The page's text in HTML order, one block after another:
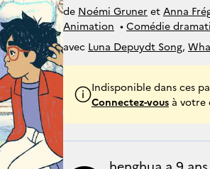
de Noémi Gruner et Anna
Animation • Comédie
avec
Luna Depuydt Song,
Indisponible dans ces
Connectez-vous à votre